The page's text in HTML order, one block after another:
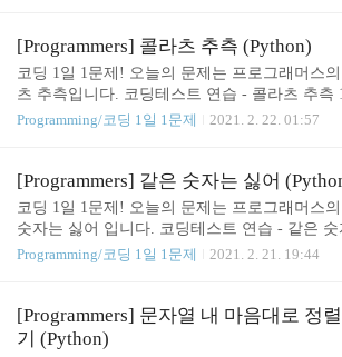
(len(x))[2:] cnt = cnt + 1 answer = [cnt, zero] return
wer Solution 풀이 먼저 삭제한 0의 개수를 저장
o라는 변수명과 이진변환을 수행한 횟수를 나타
가 '1' 이 되면 멈추는 조건..
[Programmers] 콜라츠 추측 (Python)
코딩 1일 1문제! 오늘의 문제는 프로그래머스
츠 추측입니다. 코딩테스트 연습 - 콜라츠 추측
년 Collatz란 사람에 의해 제기된 이 추측은, 주어
니다. 1-1. 입력된 수가 짝수라면 2
Solution def solution(num): answer = 0 while
um == 1: break if answer > 499: answer = -1 break
m % 2 == 0: num = num / 2 elif num % 2 == 1:
num * 3 + 1 answer = answer + 1 return answe..
Programming/코딩 1일 1문제 2021. 2. 22. 01:57
[Programmers] 같은 숫자는 싫어
코딩 1일 1문제! 오늘의 문제는 프로그래머스
숫자는 싫어 입니다. 코딩테스트 연습 - 같은 숫
싫어 배열 arr가 주어집니다. 배열 arr의 각 원소
부 제거하려고 합니다. 단, 제거된 후 남은
ers.co.kr Solution def solution(arr): answer = []
Programming/코딩 1일 1문제 2021. 2. 21. 19:44
[Programmers] 문자열 내 마음대로 정
기 (Python)